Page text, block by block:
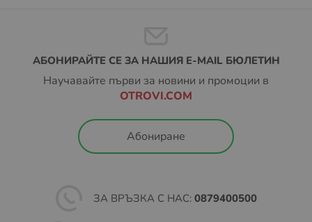
АБОНИРАЙТЕ СЕ ЗА НАШИЯ E-MAIL БЮЛЕТИН
Научавайте първи за новини и промоции в
OTROVI.COM
Абониране
ЗА ВРЪЗКА С НАС: 0879400500